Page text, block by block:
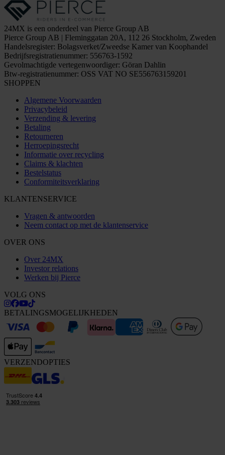
24MX is een onderdeel van Pierce Group AB
Pierce Group AB | Fleminggatan 20A, 112 26 Stockholm, Zweden
Handelsregister: Bolagsverket/Zweedse Kamer van Koophandel
Bedrijfsregistratienummer: 556763-1592
Gevolmachtigde vertegenwoordiger: Göran Dahlin
Btw-registratienummer: OSS VAT NO SE556763159201
SHOPPEN
Algemene Voorwaarden
Privacybeleid
Verzending & levering
Betaling
Retourneren
Herroepingsrecht
Informatie over recycling
Claims & klachten
Bestelstatus
Conformiteitsverklaring
KLANTENSERVICE
Vragen & antwoorden
Neem contact op met de klantenservice
OVER ONS
Over 24MX
Investor relations
Werken bij Pierce
VOLG ONS
BETALINGSMOGELIJKHEDEN
VERZENDOPTIES